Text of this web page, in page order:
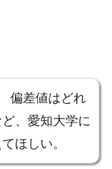
偏差値はどれ
、愛知大学に
ほしい。